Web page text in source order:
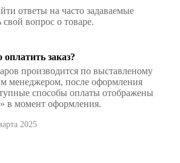
ответы на часто задаваемые
вопрос о товаре.
заказ?
производится по выставленому
менеджером, после оформления
способы оплаты отображены
в момент оформления.
2025